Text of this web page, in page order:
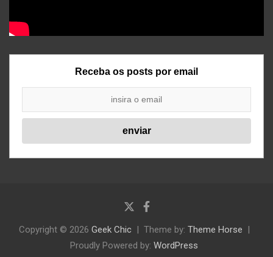
Receba os posts por email
Copyright © 2026 Geek Chic Theme by: Theme Horse
Proudly Powered by: WordPress